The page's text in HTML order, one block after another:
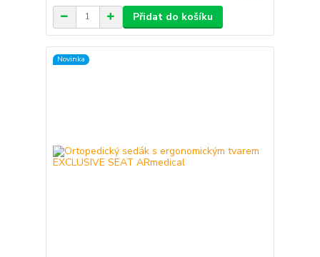
Přidat do košíku
Novinka